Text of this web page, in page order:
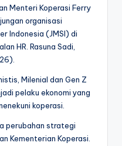
Menteri Koperasi Ferry
organisasi
Indonesia (JMSI) di
HR. Rasuna Sadi,
Milenial dan Gen Z
pelaku ekonomi yang
koperasi.
perubahan strategi
Kementerian Koperasi.